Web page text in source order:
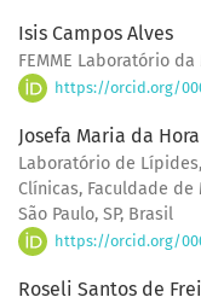
Isis Campos Alves
FEMME Laboratório da
https://orcid.org/
Josefa Maria da
Laboratório de
Clínicas, Faculdade
São Paulo, SP, Brasil
https://orcid.org/
Roseli Santos de